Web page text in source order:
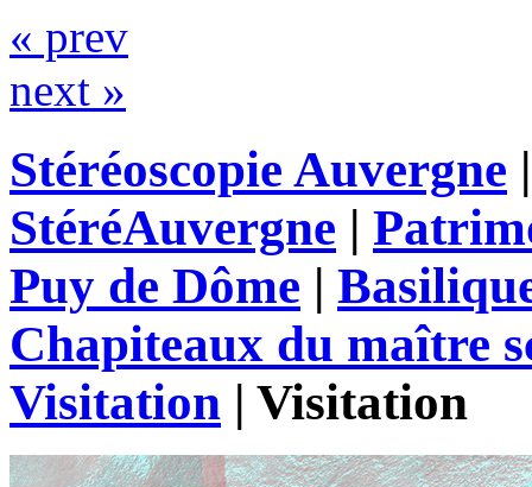
« prev
next »
Stéréoscopie Auvergne
StéréAuvergne |
Puy de Dôme |
Chapiteaux du maître
Visitation | Visitation